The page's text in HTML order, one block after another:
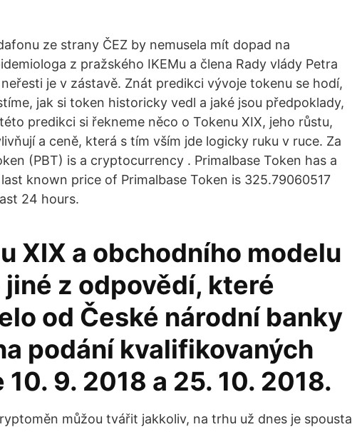
ze strany ČEZ by nemusela mít dopad na
z pražského IKEMu a člena Rady vlády Petra
je v zástavě. Znát predikci vývoje tokenu se hodí,
jak si token historicky vedl a jaké jsou předpoklady,
predikci si řekneme něco o Tokenu XIX, jeho růstu,
a ceně, která s tím vším jde logicky ruku v ruce. Za
(PBT) is a cryptocurrency . Primalbase Token has a
known price of Primalbase Token is 325.79060517
24 hours.
XIX a obchodního modelu
z odpovědí, které
od České národní banky
podání kvalifikovaných
9. 2018 a 25. 10. 2018.
můžou tvářit jakkoliv, na trhu už dnes je spousta